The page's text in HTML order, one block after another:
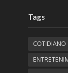
Tags
COTIDIANO